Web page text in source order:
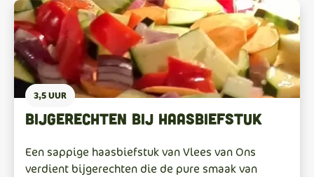
3,5 UUR
Bijgerechten bij haasbiefstuk
Een sappige haasbiefstuk van Vlees van Ons
verdient bijgerechten die de pure smaak van